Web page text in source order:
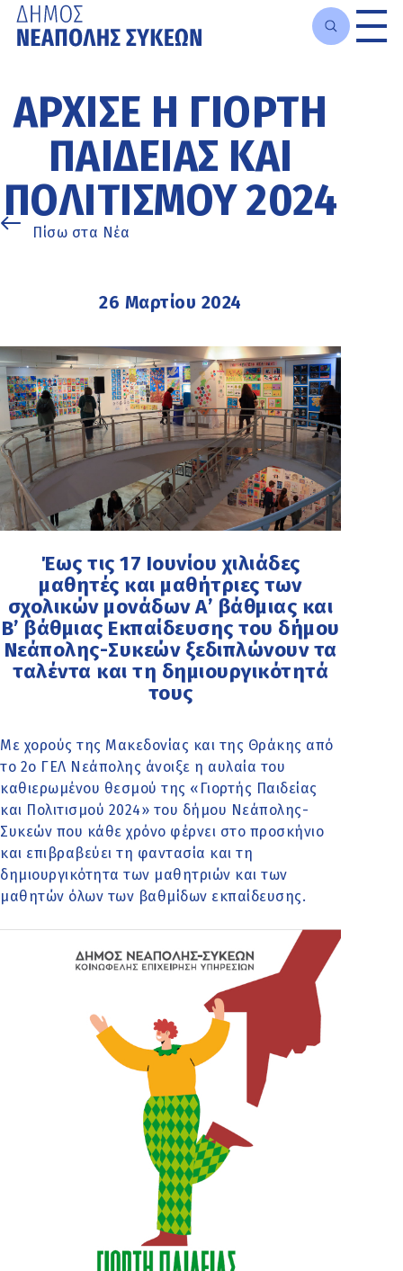
κυρίως
περιεχόμενο
ΆΡΧΙΣΕ Η ΓΙΟΡΤΉ
ΠΑΙΔΕΊΑΣ ΚΑΙ
ΠΟΛΙΤΙΣΜΟΎ 2024
Πίσω στα Νέα
26 Μαρτίου 2024
Έως τις 17 Ιουνίου χιλιάδες
μαθητές και μαθήτριες των
σχολικών μονάδων Α’ βάθμιας και
Β’ βάθμιας Εκπαίδευσης του δήμου
Νεάπολης-Συκεών ξεδιπλώνουν τα
ταλέντα και τη δημιουργικότητά
τους
Με χορούς της Μακεδονίας και της Θράκης από
το 2ο ΓΕΛ Νεάπολης άνοιξε η αυλαία του
καθιερωμένου θεσμού της «Γιορτής Παιδείας
και Πολιτισμού 2024» του δήμου Νεάπολης-
Συκεών που κάθε χρόνο φέρνει στο προσκήνιο
και επιβραβεύει τη φαντασία και τη
δημιουργικότητα των μαθητριών και των
μαθητών όλων των βαθμίδων εκπαίδευσης.